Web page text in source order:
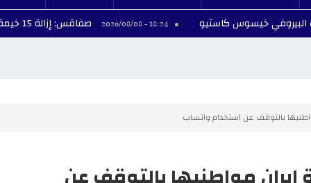
خيسوس كاستيو 18:24 - 2026/08/08 صفاقس: إزالة 15 خيمة عشوائية بشاطئ الكازينو
بالتوقف عن استخدام واتساب